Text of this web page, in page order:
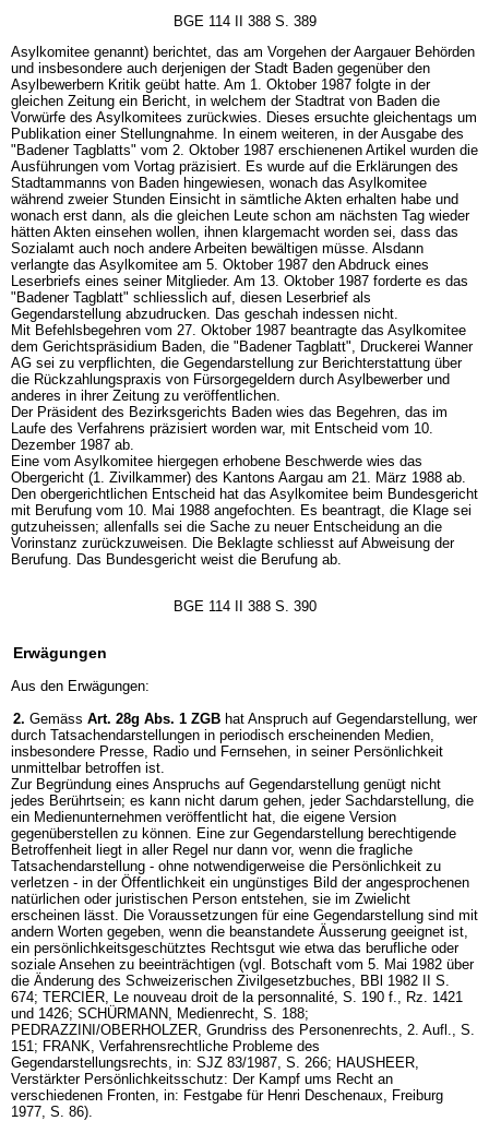
BGE 114 II 388 S. 389
Asylkomitee genannt) berichtet, das am Vorgehen der Aargauer Behörden
und insbesondere auch derjenigen der Stadt Baden gegenüber den
Asylbewerbern Kritik geübt hatte. Am 1. Oktober 1987 folgte in der
gleichen Zeitung ein Bericht, in welchem der Stadtrat von Baden die
Vorwürfe des Asylkomitees zurückwies. Dieses ersuchte gleichentags um
Publikation einer Stellungnahme. In einem weiteren, in der Ausgabe des
"Badener Tagblatts" vom 2. Oktober 1987 erschienenen Artikel wurden die
Ausführungen vom Vortag präzisiert. Es wurde auf die Erklärungen des
Stadtammanns von Baden hingewiesen, wonach das Asylkomitee
während zweier Stunden Einsicht in sämtliche Akten erhalten habe und
wonach erst dann, als die gleichen Leute schon am nächsten Tag wieder
hätten Akten einsehen wollen, ihnen klargemacht worden sei, dass das
Sozialamt auch noch andere Arbeiten bewältigen müsse. Alsdann
verlangte das Asylkomitee am 5. Oktober 1987 den Abdruck eines
Leserbriefs eines seiner Mitglieder. Am 13. Oktober 1987 forderte es das
"Badener Tagblatt" schliesslich auf, diesen Leserbrief als
Gegendarstellung abzudrucken. Das geschah indessen nicht.
Mit Befehlsbegehren vom 27. Oktober 1987 beantragte das Asylkomitee
dem Gerichtspräsidium Baden, die "Badener Tagblatt", Druckerei Wanner
AG sei zu verpflichten, die Gegendarstellung zur Berichterstattung über
die Rückzahlungspraxis von Fürsorgegeldern durch Asylbewerber und
anderes in ihrer Zeitung zu veröffentlichen.
Der Präsident des Bezirksgerichts Baden wies das Begehren, das im
Laufe des Verfahrens präzisiert worden war, mit Entscheid vom 10.
Dezember 1987 ab.
Eine vom Asylkomitee hiergegen erhobene Beschwerde wies das
Obergericht (1. Zivilkammer) des Kantons Aargau am 21. März 1988 ab.
Den obergerichtlichen Entscheid hat das Asylkomitee beim Bundesgericht
mit Berufung vom 10. Mai 1988 angefochten. Es beantragt, die Klage sei
gutzuheissen; allenfalls sei die Sache zu neuer Entscheidung an die
Vorinstanz zurückzuweisen. Die Beklagte schliesst auf Abweisung der
Berufung. Das Bundesgericht weist die Berufung ab.
BGE 114 II 388 S. 390
Erwägungen
Aus den Erwägungen:
2. Gemäss Art. 28g Abs. 1 ZGB hat Anspruch auf Gegendarstellung, wer
durch Tatsachendarstellungen in periodisch erscheinenden Medien,
insbesondere Presse, Radio und Fernsehen, in seiner Persönlichkeit
unmittelbar betroffen ist.
Zur Begründung eines Anspruchs auf Gegendarstellung genügt nicht
jedes Berührtsein; es kann nicht darum gehen, jeder Sachdarstellung, die
ein Medienunternehmen veröffentlicht hat, die eigene Version
gegenüberstellen zu können. Eine zur Gegendarstellung berechtigende
Betroffenheit liegt in aller Regel nur dann vor, wenn die fragliche
Tatsachendarstellung - ohne notwendigerweise die Persönlichkeit zu
verletzen - in der Öffentlichkeit ein ungünstiges Bild der angesprochenen
natürlichen oder juristischen Person entstehen, sie im Zwielicht
erscheinen lässt. Die Voraussetzungen für eine Gegendarstellung sind mit
andern Worten gegeben, wenn die beanstandete Äusserung geeignet ist,
ein persönlichkeitsgeschütztes Rechtsgut wie etwa das berufliche oder
soziale Ansehen zu beeinträchtigen (vgl. Botschaft vom 5. Mai 1982 über
die Änderung des Schweizerischen Zivilgesetzbuches, BBl 1982 II S.
674; TERCIER, Le nouveau droit de la personnalité, S. 190 f., Rz. 1421
und 1426; SCHÜRMANN, Medienrecht, S. 188;
PEDRAZZINI/OBERHOLZER, Grundriss des Personenrechts, 2. Aufl., S.
151; FRANK, Verfahrensrechtliche Probleme des
Gegendarstellungsrechts, in: SJZ 83/1987, S. 266; HAUSHEER,
Verstärkter Persönlichkeitsschutz: Der Kampf ums Recht an
verschiedenen Fronten, in: Festgabe für Henri Deschenaux, Freiburg
1977, S. 86).